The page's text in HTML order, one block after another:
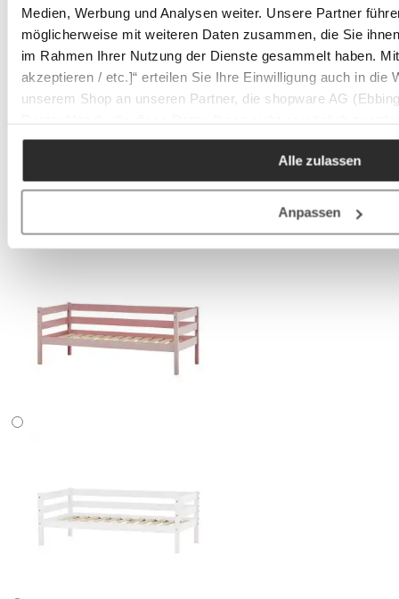
Medien, Werbung und Analysen weiter. Unsere Partner
möglicherweise mit weiteren Daten zusammen, die Sie
im Rahmen Ihrer Nutzung der Dienste gesammelt haben.
akzeptieren / etc.]“ erteilen Sie Ihre Einwilligung auch in die
unserem Shop an unseren Partner, die shopware AG
Zwecken (z.B. Produktverbesserungen,
Alle zulassen
Anpassen